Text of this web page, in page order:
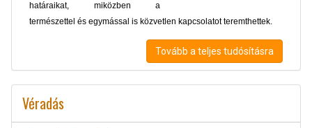
határaikat, miközben a
természettel és egymással is közvetlen kapcsolatot teremthettek.
Tovább a teljes tudósításra
Véradás